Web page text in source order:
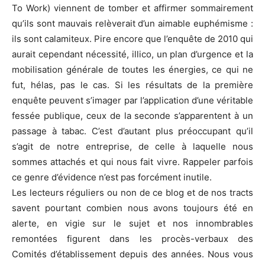
To Work) viennent de tomber et affirmer sommairement
qu’ils sont mauvais relèverait d’un aimable euphémisme :
ils sont calamiteux. Pire encore que l’enquête de 2010 qui
aurait cependant nécessité, illico, un plan d’urgence et la
mobilisation générale de toutes les énergies, ce qui ne
fut, hélas, pas le cas. Si les résultats de la première
enquête peuvent s’imager par l’application d’une véritable
fessée publique, ceux de la seconde s’apparentent à un
passage à tabac. C’est d’autant plus préoccupant qu’il
s’agit de notre entreprise, de celle à laquelle nous
sommes attachés et qui nous fait vivre. Rappeler parfois
ce genre d’évidence n’est pas forcément inutile.
Les lecteurs réguliers ou non de ce blog et de nos tracts
savent pourtant combien nous avons toujours été en
alerte, en vigie sur le sujet et nos innombrables
remontées figurent dans les procès-verbaux des
Comités d’établissement depuis des années. Nous vous